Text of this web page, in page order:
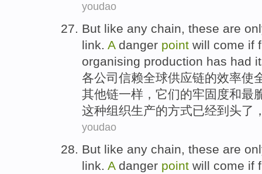
youdao
But like any chain, these are
link. A danger point will come if
organising production has had
各公司 信赖全球供应链的效率使
其他链一样 ， 它们的牢固 度和最
这种组织生产的方式已经到头了
youdao
But like any chain , these are
link A danger point will come if